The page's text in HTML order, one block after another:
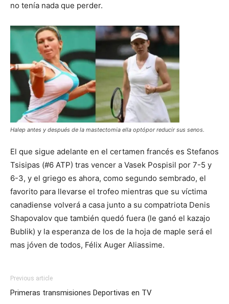
no tenía nada que perder.
Halep antes y después de la mastectomia ella optópor reducir sus senos.
El que sigue adelante en el certamen francés es Stefanos
Tsisipas (#6 ATP) tras vencer a Vasek Pospisil por 7-5 y
6-3, y el griego es ahora, como segundo sembrado, el
favorito para llevarse el trofeo mientras que su víctima
canadiense volverá a casa junto a su compatriota Denis
Shapovalov que también quedó fuera (le ganó el kazajo
Bublik) y la esperanza de los de la hoja de maple será el
mas jóven de todos, Félix Auger Aliassime.
Previous article
Primeras transmisiones Deportivas en TV